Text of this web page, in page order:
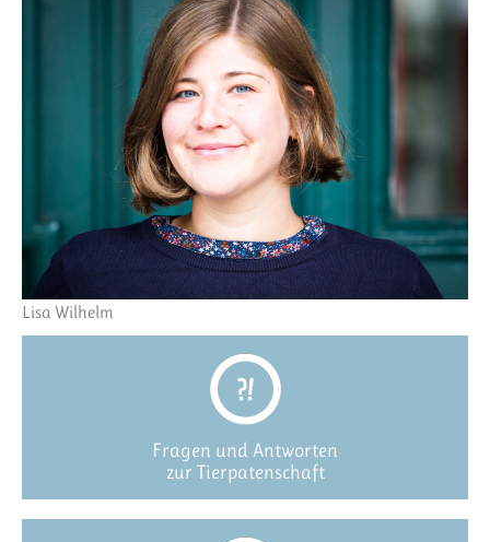
Lisa Wilhelm
Fragen und Antworten
zur Tierpatenschaft